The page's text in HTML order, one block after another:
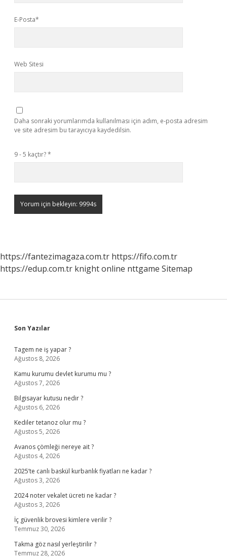
E-Posta*
Web Sitesi
Daha sonraki yorumlarımda kullanılması için adım, e-posta adresim
ve site adresim bu tarayıcıya kaydedilsin.
9 - 5 kaçtır?*
https://fantezimagaza.com.tr https://fifo.com.tr
https://edup.com.tr knight online nttgame Sitemap
Sidebar
Son Yazılar
Tagem ne iş yapar ?
Ağustos 8, 2026
Kamu kurumu devlet kurumu mu ?
Ağustos 7, 2026
Bilgisayar kutusu nedir ?
Ağustos 6, 2026
Kediler tetanoz olur mu ?
Ağustos 5, 2026
Avanos çömleği nereye ait ?
Ağustos 4, 2026
2025’te canlı baskül kurbanlık fiyatları ne kadar ?
Ağustos 3, 2026
2024 noter vekalet ücreti ne kadar ?
Ağustos 3, 2026
İç güvenlik brovesi kimlere verilir ?
Temmuz 30, 2026
Takma göz nasıl yerleştirilir ?
Temmuz 28, 2026